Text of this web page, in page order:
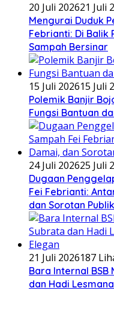
20 Juli 202621 Juli
​Mengurai Duduk
Febrianti: Di Balik
Sampah Bersinar
15 Juli 202615 Juli
Polemik Banjir
Fungsi Bantuan
24 Juli 202625 Juli
Dugaan
Fei Febrianti:
dan Sorotan Publik
21 Juli 2026187
Bara Internal BSB
dan Hadi